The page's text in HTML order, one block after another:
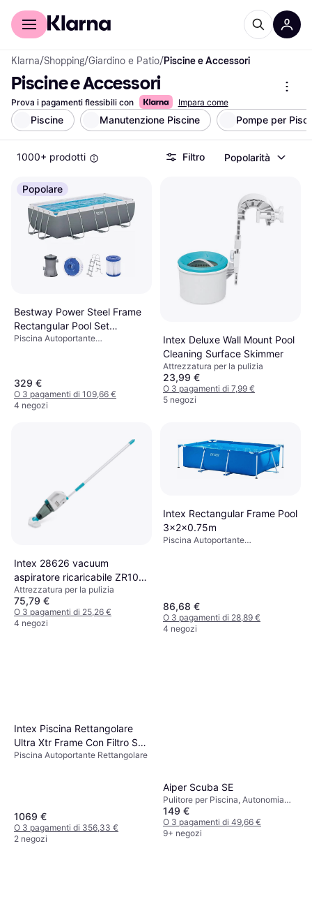
Per il tuo shopping
Klarna/Shopping/Giardino e Patio/Piscine e Accessori
Piscine e Accessori
Prova i pagamenti flessibili con Impara come
Piscine Manutenzione Piscine Pompe per
1000+ prodotti Filtro Popolarità
Popolare
Bestway Power Steel Frame
Rectangular Pool Set
4.04x2.01x1m
Piscina Autoportante
329 €
O 3 pagamenti di 109,66 €
4 negozi
Intex Deluxe Wall Mount Pool
Cleaning Surface Skimmer
Attrezzatura per la pulizia
23,99 €
O 3 pagamenti di 7,99 €
5 negozi
Intex 28626 vacuum
aspiratore ricaricabile ZR100
pulitore piscina Spa
Attrezzatura per la pulizia
75,79 €
O 3 pagamenti di 25,26 €
4 negozi
Intex Rectangular Frame Pool
3x2x0.75m
Piscina Autoportante
86,68 €
O 3 pagamenti di 28,89 €
4 negozi
Intex Piscina Rettangolare
Ultra Xtr Frame Con Filtro S7
732X366X132
Piscina Autoportante Rettangolare
1069 €
O 3 pagamenti di 356,33 €
2 negozi
Aiper Scuba SE
Pulitore per Piscina, Autonomia
1.5h
149 €
O 3 pagamenti di 49,66 €
9+ negozi